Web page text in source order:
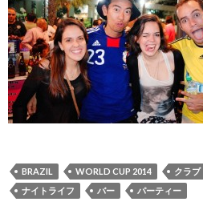
BRAZIL WORLD CUP 2014 クラブ
ナイトライフ
バー パーティー